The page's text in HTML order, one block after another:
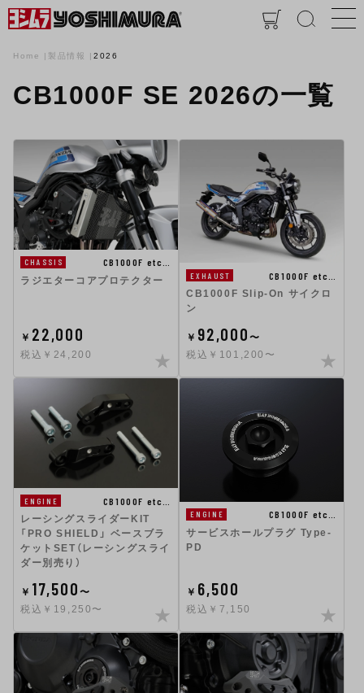
Home 製品情報 2026
CB1000F SE 2026の一覧
CHASSIS
CB1000F etc…
ラジエターコアプロテクター
￥ 22,000
税込￥24,200
EXHAUST
CB1000F etc…
CB1000F Slip-On サイクロ
ン
￥ 92,000〜
税込￥101,200〜
ENGINE
CB1000F etc…
レーシングスライダーKIT
「PRO SHIELD」 ベースブラ
ケットSET（レーシングスライ
ダー別売り）
￥ 17,500〜
税込￥19,250〜
ENGINE
CB1000F etc…
サービスホールプラグ Type-
PD
￥ 6,500
税込￥7,150